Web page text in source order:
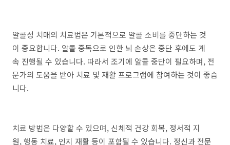
알콜성 치매의 치료법은 기본적으로 알콜 소비를 중단하는 것
이 중요합니다. 알콜 중독으로 인한 뇌 손상은 중단 후에도 계
속 진행될 수 있습니다. 따라서 조기에 알콜 중단이 필요하며, 전
문가의 도움을 받아 치료 및 재활 프로그램에 참여하는 것이 좋습
니다.
치료 방법은 다양할 수 있으며, 신체적 건강 회복, 정서적 지
원, 행동 치료, 인지 재활 등이 포함될 수 있습니다. 정신과 전문